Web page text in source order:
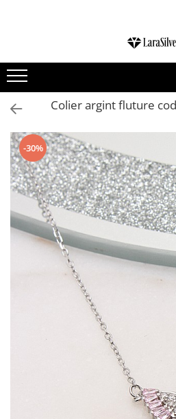
CERCEI ARGINT
BRATARI ARGINT
COLIERE ARGINT
LANTISOARE ARGINT
CRUCIULITE SI ICONITE ARGINT
PANDANTIVE ARGINT
BROSE ARGINT
VERIGHETE ARGINT
BIJUTERII ARGINT PENTRU COPII
BIJUTERII ARGINT PENTRU BARBATI
marimea 48
Colier argint fluture
-30%